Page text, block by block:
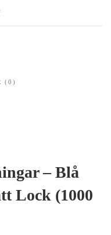
(0)
– Blå
Lock (1000